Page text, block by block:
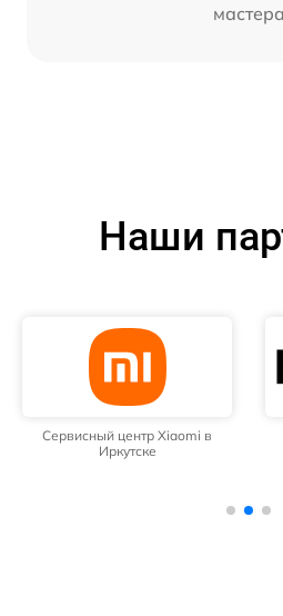
мастера
Наши
Сервисный центр Xiaomi в
Иркутске